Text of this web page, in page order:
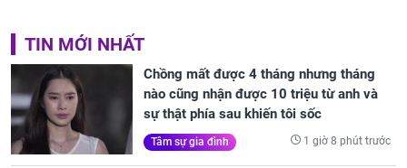
TIN MỚI NHẤT
Chồng mất được 4 tháng nhưng tháng
nào cũng nhận được 10 triệu từ anh và
sự thật phía sau khiến tôi sốc
Tâm sự gia đình 1 giờ 8 phút trước